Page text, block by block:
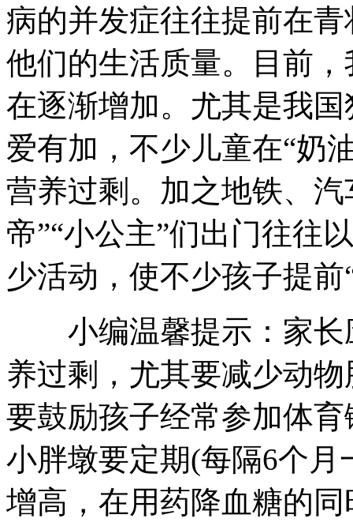
病的并发症往往提前在
他们的生活质量。目前
在逐渐增加。尤其是我
爱有加，不少儿童在“奶
营养过剩。加之地铁、
帝”“小公主”们出门往往
少活动，使不少孩子提前
小编温馨提示：家长
养过剩，尤其要减少动
要鼓励孩子经常参加体
小胖墩要定期(每隔6个
增高，在用药降血糖的